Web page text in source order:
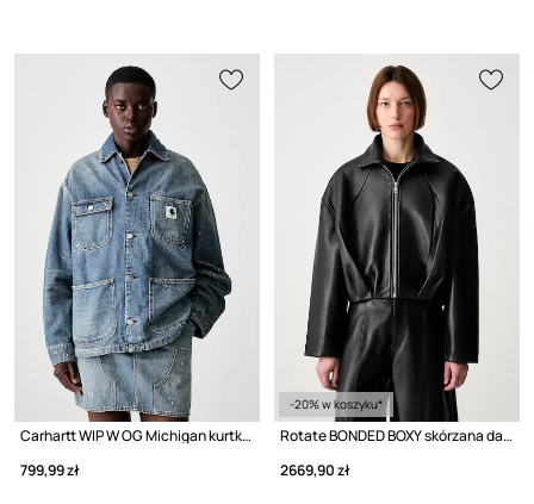
Carhartt WIP W OG Michigan kurtka przejściowa damska jeansowa
799,99 zł
-20% w koszyku*
Rotate BONDED BOXY skórzana damska
2669,90 zł